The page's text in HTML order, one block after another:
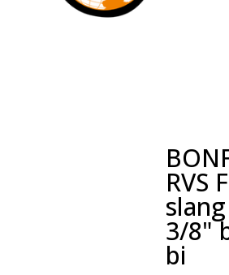
RVS
3/8"
bi